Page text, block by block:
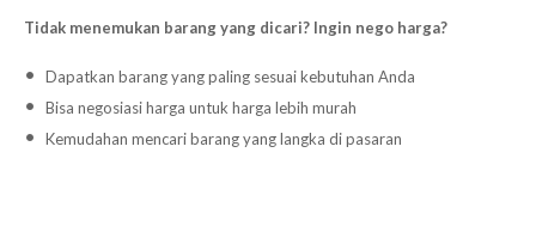
Tidak menemukan barang yang dicari? Ingin nego harga?
Dapatkan barang yang paling sesuai kebutuhan Anda
Bisa negosiasi harga untuk harga lebih murah
Kemudahan mencari barang yang langka di pasaran